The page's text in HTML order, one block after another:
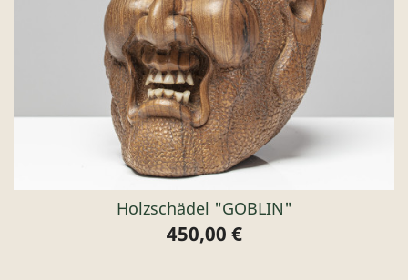
Holzschädel "GOBLIN"
Preis
450,00 €